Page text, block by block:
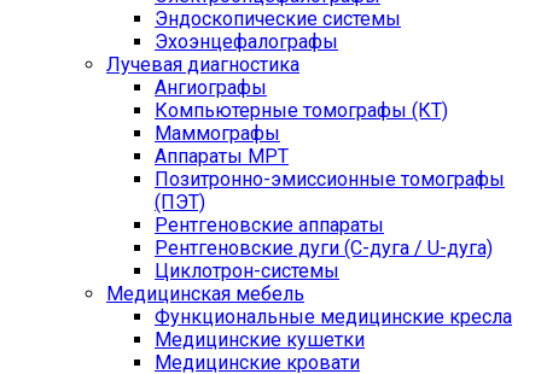
Эндоскопические системы
Эхоэнцефалографы
Лучевая диагностика
Ангиографы
Компьютерные томографы (КТ)
Маммографы
Аппараты МРТ
Позитронно-эмиссионные томографы
(ПЭТ)
Рентгеновские аппараты
Рентгеновские дуги (С-дуга / U-дуга)
Циклотрон-системы
Медицинская мебель
Функциональные медицинские кресла
Медицинские кушетки
Медицинские кровати